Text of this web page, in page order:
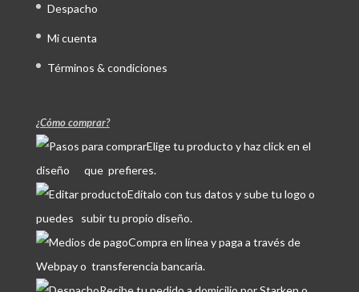
Despacho
Mi cuenta
Términos & condiciones
¿Cómo comprar?
Elige tu producto y haz click en el
diseño que prefieres.
Edítalo con tus datos y sube tu logo o
puedes subir tu propio diseño.
Compra en línea y paga a través de
Webpay o transferencia bancaria.